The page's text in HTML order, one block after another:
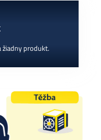
736 656
žiadny produkt.